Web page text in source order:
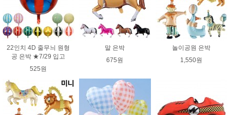
22인치 4D 줄무늬 원형
공 은박 ★7/29 입고
525원
말 은박
675원
놀이공원 은박
1,550원